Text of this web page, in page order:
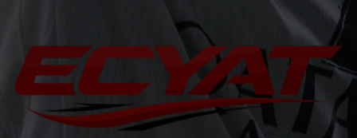
contenido